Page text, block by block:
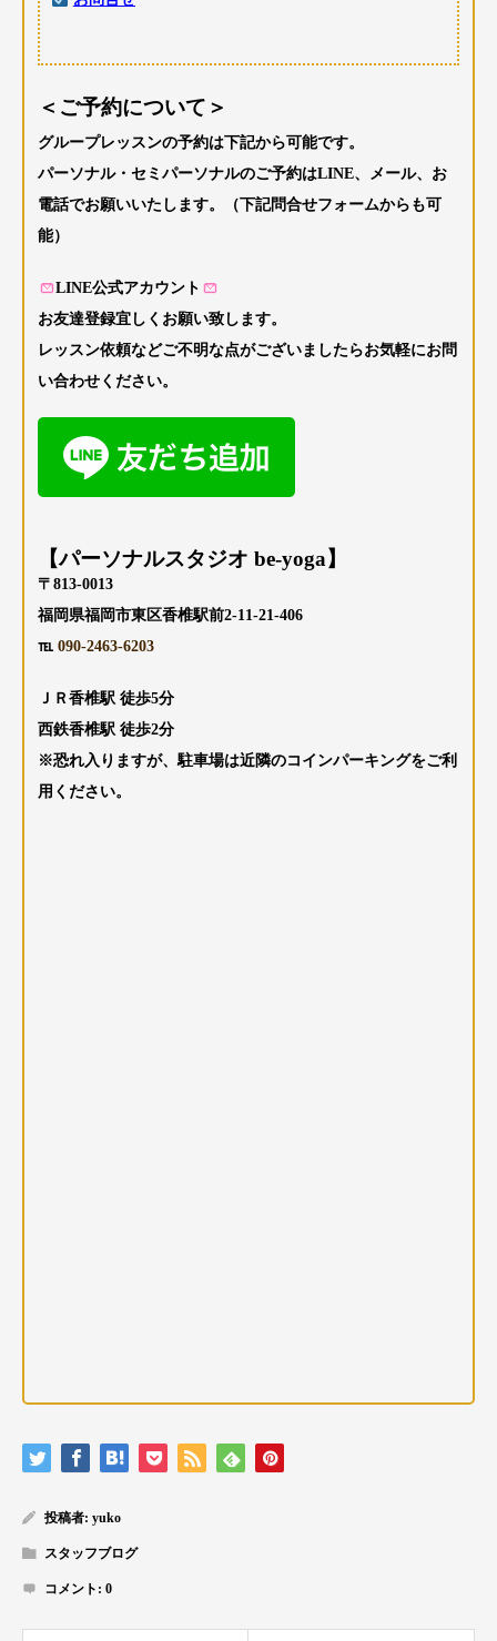
＜ご予約について＞
グループレッスンの予約は下記から可能です。
パーソナル・セミパーソナルのご予約はLINE、メール、お
電話でお願いいたします。（下記問合せフォームからも可
能）
LINE公式アカウント
お友達登録宜しくお願い致します。
レッスン依頼などご不明な点がございましたらお気軽にお問
い合わせください。
【パーソナルスタジオ be-yoga】
〒813-0013
福岡県福岡市東区香椎駅前2-11-21-406
℡ 090-2463-6203
ＪＲ香椎駅 徒歩5分
西鉄香椎駅 徒歩2分
※恐れ入りますが、駐車場は近隣のコインパーキングをご利
用ください。
投稿者: yuko
スタッフブログ
コメント: 0